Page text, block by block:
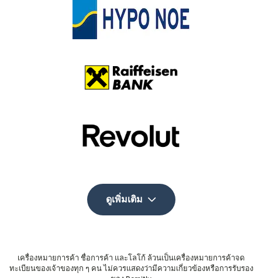
ดูเพิ่มเติม
เครื่องหมายการค้า ชื่อการค้า และโลโก้ ล้วนเป็นเครื่องหมายการค้าจด
ทะเบียนของเจ้าของทุก ๆ คน ไม่ควรแสดงว่ามีความเกี่ยวข้องหรือการรับรอง